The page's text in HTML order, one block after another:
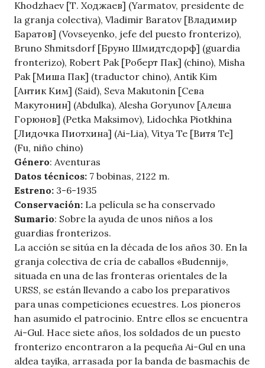
Khodzhaev [Т. Ходжаев] (Yarmatov, presidente de
la granja colectiva), Vladimir Baratov [Владимир
Баратов] (Vovseyenko, jefe del puesto fronterizo),
Bruno Shmitsdorf [Бруно Шмидтсдорф] (guardia
fronterizo), Robert Pak [Роберт Пак] (chino), Misha
Pak [Миша Пак] (traductor chino), Antik Kim
[Антик Ким] (Said), Seva Makutonin [Сева
Макутонин] (Abdulka), Alesha Goryunov [Алеша
Горюнов] (Petka Maksimov), Lidochka Piotkhina
[Лидочка Пиотхина] (Ai-Lia), Vitya Te [Витя Те]
(Fu, niño chino)
Género: Aventuras
Datos técnicos: 7 bobinas, 2122 m.
Estreno: 3-6-1935
Conservación: La película se ha conservado
Sumario: Sobre la ayuda de unos niños a los
guardias fronterizos.
La acción se sitúa en la década de los años 30. En la
granja colectiva de cría de caballos «Budennij»,
situada en una de las fronteras orientales de la
URSS, se están llevando a cabo los preparativos
para unas competiciones ecuestres. Los pioneros
han asumido el patrocinio. Entre ellos se encuentra
Ai-Gul. Hace siete años, los soldados de un puesto
fronterizo encontraron a la pequeña Ai-Gul en una
aldea tayika, arrasada por la banda de basmachis de